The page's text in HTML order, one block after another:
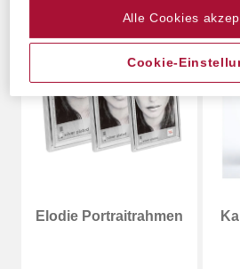
Elodie Portraitrahmen
Alle Cookies
Cookie-